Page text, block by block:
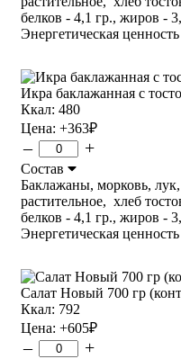
белков - 4,1 гр., жиров -
Энергетическая
Икра баклажанная с
Ккал: 480
Цена: +363₽
– +
Состав
Баклажаны, морковь, лук,
растительное, хлеб
белков - 4,1 гр., жиров -
Энергетическая
Салат Новый 700 гр
Ккал: 792
Цена: +605₽
– +